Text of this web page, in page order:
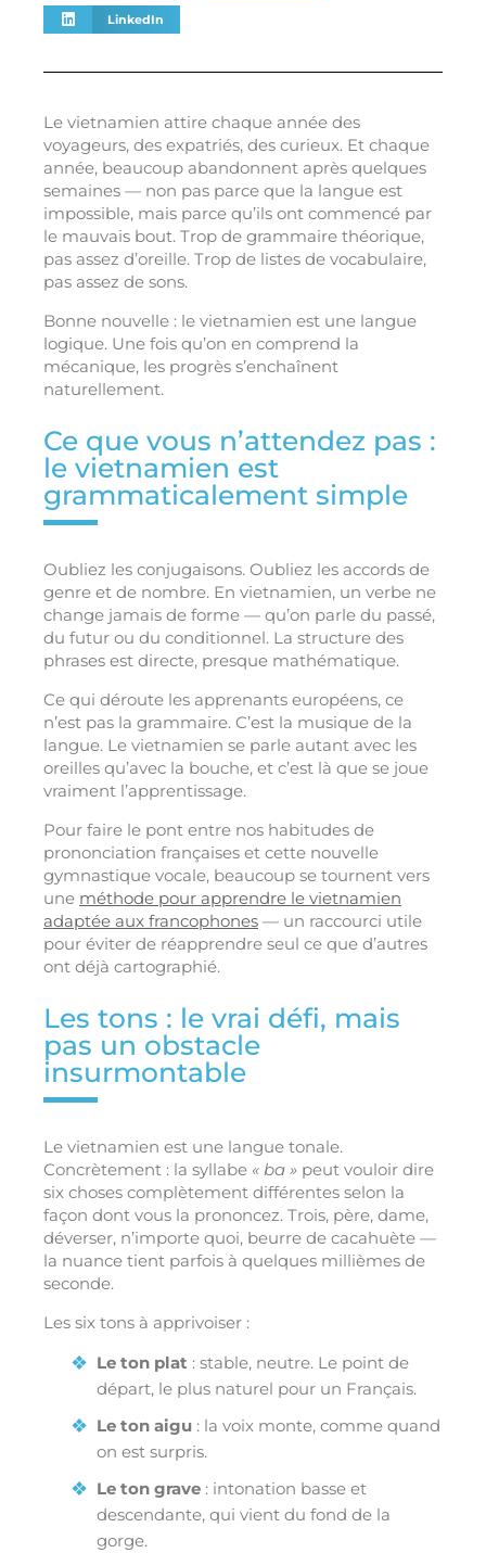
LinkedIn
Le vietnamien attire chaque année des
voyageurs, des expatriés, des curieux. Et chaque
année, beaucoup abandonnent après quelques
semaines — non pas parce que la langue est
impossible, mais parce qu’ils ont commencé par
le mauvais bout. Trop de grammaire théorique,
pas assez d’oreille. Trop de listes de vocabulaire,
pas assez de sons.
Bonne nouvelle : le vietnamien est une langue
logique. Une fois qu’on en comprend la
mécanique, les progrès s’enchaînent
naturellement.
Ce que vous n’attendez pas :
le vietnamien est
grammaticalement simple
Oubliez les conjugaisons. Oubliez les accords de
genre et de nombre. En vietnamien, un verbe ne
change jamais de forme — qu’on parle du passé,
du futur ou du conditionnel. La structure des
phrases est directe, presque mathématique.
Ce qui déroute les apprenants européens, ce
n’est pas la grammaire. C’est la musique de la
langue. Le vietnamien se parle autant avec les
oreilles qu’avec la bouche, et c’est là que se joue
vraiment l’apprentissage.
Pour faire le pont entre nos habitudes de
prononciation françaises et cette nouvelle
gymnastique vocale, beaucoup se tournent vers
une méthode pour apprendre le vietnamien
adaptée aux francophones — un raccourci utile
pour éviter de réapprendre seul ce que d’autres
ont déjà cartographié.
Les tons : le vrai défi, mais
pas un obstacle
insurmontable
Le vietnamien est une langue tonale.
Concrètement : la syllabe « ba » peut vouloir dire
six choses complètement différentes selon la
façon dont vous la prononcez. Trois, père, dame,
déverser, n’importe quoi, beurre de cacahuète —
la nuance tient parfois à quelques millièmes de
seconde.
Les six tons à apprivoiser :
Le ton plat : stable, neutre. Le point de
départ, le plus naturel pour un Français.
Le ton aigu : la voix monte, comme quand
on est surpris.
Le ton grave : intonation basse et
descendante, qui vient du fond de la
gorge.